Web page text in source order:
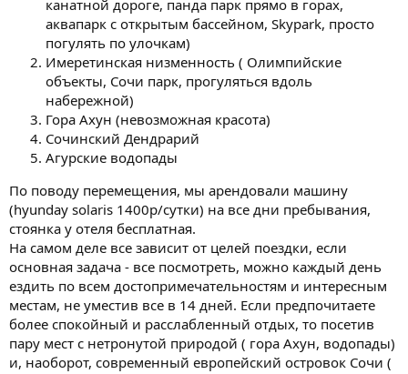
канатной дороге, панда парк прямо в горах,
аквапарк с открытым бассейном, Skypark, просто
погулять по улочкам)
Имеретинская низменность ( Олимпийские
объекты, Сочи парк, прогуляться вдоль
набережной)
Гора Ахун (невозможная красота)
Сочинский Дендрарий
Агурские водопады
По поводу перемещения, мы арендовали машину
(hyunday solaris 1400р/сутки) на все дни пребывания,
стоянка у отеля бесплатная.
На самом деле все зависит от целей поездки, если
основная задача - все посмотреть, можно каждый день
ездить по всем достопримечательностям и интересным
местам, не уместив все в 14 дней. Если предпочитаете
более спокойный и расслабленный отдых, то посетив
пару мест с нетронутой природой ( гора Ахун, водопады)
и, наоборот, современный европейский островок Сочи (